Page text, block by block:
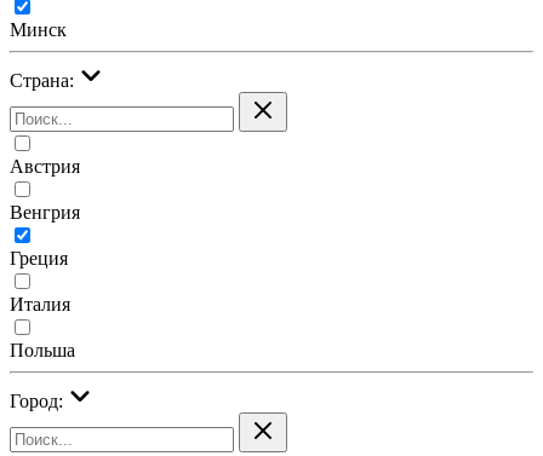
Минск
Страна:
Австрия
Венгрия
Греция
Италия
Польша
Город: